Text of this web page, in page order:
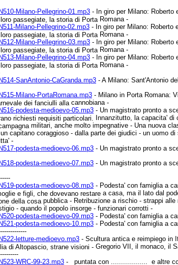
Milano-Pellegrino-01.mp3 - In giro per Milano: Roberto
passegiate, la storia di Porta Romana -
Milano-Pellegrino-02.mp3 - In giro per Milano: Roberto
passegiate, la storia di Porta Romana -
Milano-Pellegrino-03.mp3 - In giro per Milano: Roberto
passegiate, la storia di Porta Romana -
Milano-Pellegrino-04.mp3 - In giro per Milano: Roberto
passegiate, la storia di Porta Romana -
SanAntonio-CaGranda.mp3 - A Milano: Sant'Antonio
Milano-PortaRomana.mp3 - Milano in Porta Romana:
dei fanciulli alla cannobiana -
podesta-medioevo-05.mp3 - Un magistrato pronto a
richiesti requisiti particolari. Innanzitutto, la capacita' di
militari, anche molto impegnative - Una nuova
capitano coraggioso - dalla parte dei giudici - un uomo di
-
podesta-medioevo-06.mp3 - Un magistrato pronto a
podesta-medioevo-07.mp3 - Un magistrato pronto a
podesta-medioevo-08.mp3 - Podesta' con famiglia a
e figli, che dovevano restare a casa, ma il lato dal
della cosa pubblica - Retribuzione a rischio - strappi alle
- quando il popolo insorge - funzionari corrotti -
podesta-medioevo-09.mp3 - Podesta' con famiglia a
podesta-medioevo-10.mp3 - Podesta' con famiglia a
letture-medioevo.mp3 - Scultura antica e reimpiego in
di Altopascio, strane visioni - Gregorio VII, il monaco, il
WRC-99-23.mp3 - puntata con .................. e altre